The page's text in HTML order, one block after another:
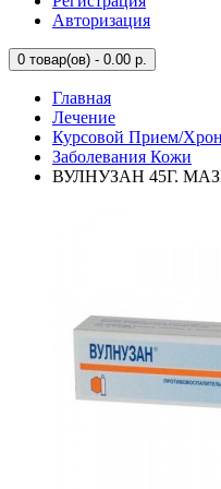
Авторизация
0 товар(ов) - 0.00 р.
Главная
Лечение
Курсовой Прием/
Заболевания Кожи
ВУЛНУЗАН 45Г.